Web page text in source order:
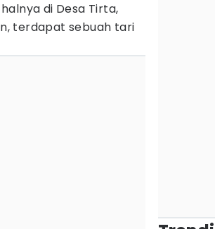
di Desa Tirta,
terdapat sebuah tari